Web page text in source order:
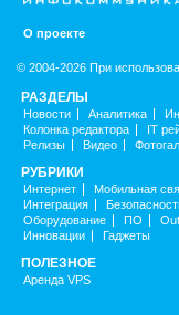
О проекте
© 2004-2026 При
РАЗДЕЛЫ
Новости Аналитика
Колонка редактора
IT
Релизы
Видео
РУБРИКИ
Интернет Мобильная
Интеграция
Оборудование
ПО
Инновации
Гаджеты
ПОЛЕЗНОЕ
Аренда VPS